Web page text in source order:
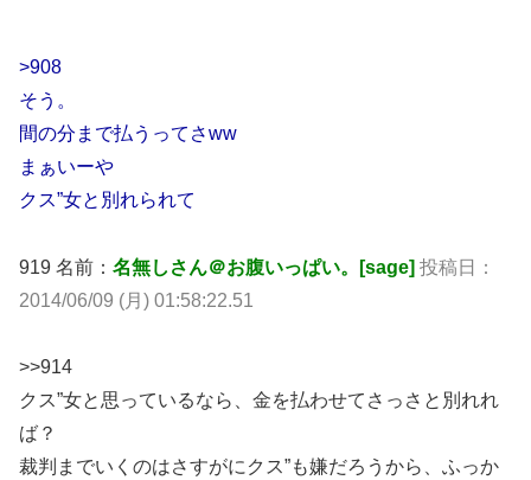
>908
そう。
間の分まで払うってさww
まぁいーや
クス”女と別れられて
919 名前： 名無しさん＠お腹いっぱい。[sage] 投稿日：
2014/06/09 (月) 01:58:22.51
>>914
クス”女と思っているなら、金を払わせてさっさと別れれ
ば？
裁判までいくのはさすがにクス”も嫌だろうから、ふっか